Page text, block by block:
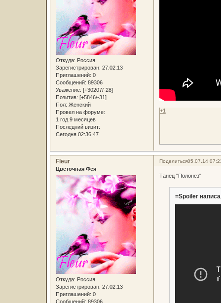
Откуда: Россия
Зарегистрирован: 27.02.13
Приглашений: 0
Сообщений: 89306
Уважение: [+30207/-28]
Позитив: [+5846/-31]
Пол: Женский
Провел на форуме:
1 год 9 месяцев
Последний визит:
Сегодня 02:36:47
+1
Поделиться05.07.14
Fleur
Цветочная Фея
Откуда: Россия
Зарегистрирован: 27.02.13
Приглашений: 0
Сообщений: 89306
Танец "Полонез"
=Spoiler